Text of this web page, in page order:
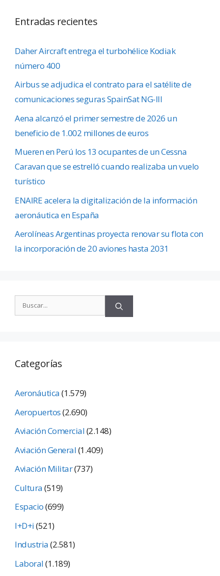
Entradas recientes
Daher Aircraft entrega el turbohélice Kodiak
número 400
Airbus se adjudica el contrato para el satélite de
comunicaciones seguras SpainSat NG-III
Aena alcanzó el primer semestre de 2026 un
beneficio de 1.002 millones de euros
Mueren en Perú los 13 ocupantes de un Cessna
Caravan que se estrelló cuando realizaba un vuelo
turístico
ENAIRE acelera la digitalización de la información
aeronáutica en España
Aerolíneas Argentinas proyecta renovar su flota con
la incorporación de 20 aviones hasta 2031
Categorías
Aeronáutica(1.579)
Aeropuertos(2.690)
Aviación Comercial(2.148)
Aviación General(1.409)
Aviación Militar(737)
Cultura(519)
Espacio(699)
I+D+i(521)
Industria(2.581)
Laboral(1.189)